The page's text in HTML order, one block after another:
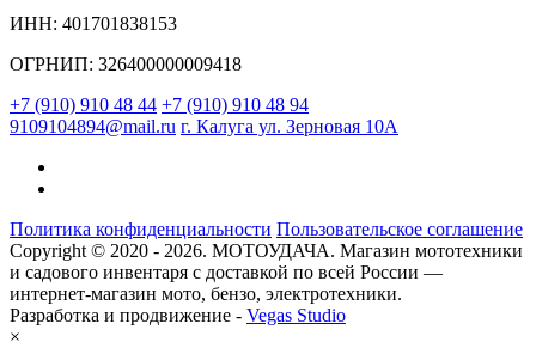
ИНН: 401701838153
ОГРНИП: 326400000009418
+7 (910) 910 48 44 +7 (910) 910 48 94
9109104894@mail.ru г. Калуга ул. Зерновая 10А
Политика конфиденциальности Пользовательское соглашение
Copyright © 2020 - 2026. МОТОУДАЧА. Магазин мототехники
и садового инвентаря с доставкой по всей России —
интернет-магазин мото, бензо, электротехники.
Разработка и продвижение - Vegas Studio
×